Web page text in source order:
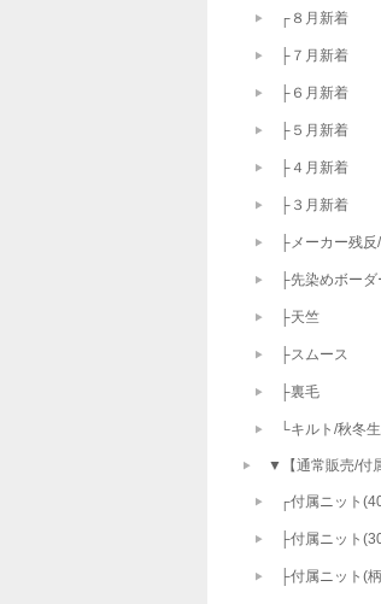
┌８月新着
├７月新着
├６月新着
├５月新着
├４月新着
├３月新着
├メーカー残反
├先染めボーダ
├天竺
├スムース
├裏毛
└キルト/秋冬
▼【通常販売/付
┌付属ニット
├付属ニット
├付属ニット(